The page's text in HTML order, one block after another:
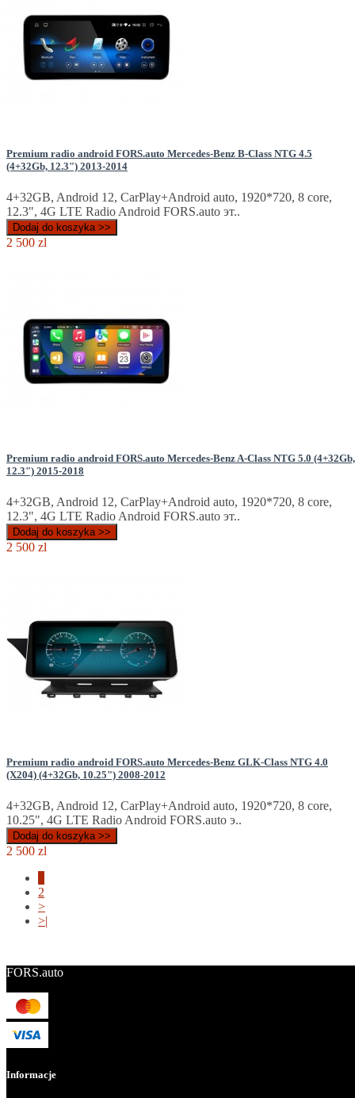
Premium radio android FORS.auto Mercedes-Benz B-Class NTG 4.5
(4+32Gb, 12.3") 2013-2014
4+32GB, Android 12, CarPlay+Android auto, 1920*720, 8 core,
12.3", 4G LTE Radio Android FORS.auto эт..
Dodaj do koszyka >>
2 500 zl
Premium radio android FORS.auto Mercedes-Benz A-Class NTG 5.0 (4+32Gb,
12.3") 2015-2018
4+32GB, Android 12, CarPlay+Android auto, 1920*720, 8 core,
12.3", 4G LTE Radio Android FORS.auto эт..
Dodaj do koszyka >>
2 500 zl
Premium radio android FORS.auto Mercedes-Benz GLK-Class NTG 4.0
(X204) (4+32Gb, 10.25") 2008-2012
4+32GB, Android 12, CarPlay+Android auto, 1920*720, 8 core,
10.25", 4G LTE Radio Android FORS.auto э..
Dodaj do koszyka >>
2 500 zl
2
>
>|
FORS.auto
Informacje